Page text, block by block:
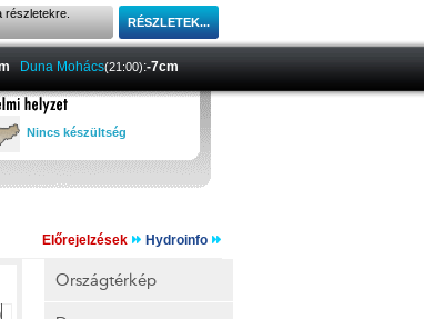
részletekre.
Duna Mohács(21:00):-7cm
Nincs készültség
Előrejelzések Hydroinfo
Országtérkép